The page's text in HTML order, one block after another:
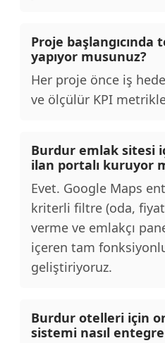
Proje başlangıcında
yapıyor musunuz?
Her proje önce iş
ve ölçülür KPI
Burdur emlak sitesi
ilan portalı kuruyor
Evet. Google Maps
kriterli filtre (oda,
verme ve emlakçı
içeren tam
geliştiriyoruz.
Burdur otelleri için
sistemi nasıl